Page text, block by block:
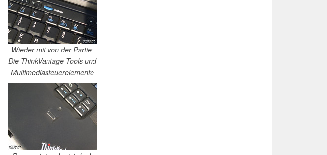
Wieder mit von der Partie:
Die ThinkVantage Tools und
Multimediasteuerelemente